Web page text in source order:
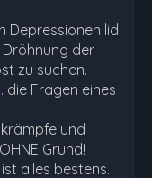
Depressionen lid
der
zu suchen.
die Fragen eines
und
Grund!
alles bestens.